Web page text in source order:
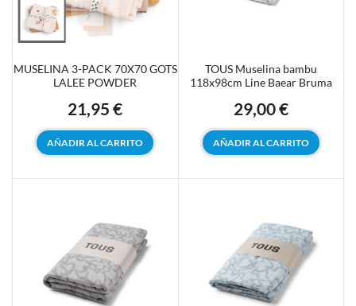
MUSELINA 3-PACK 70X70 GOTS
LALEE POWDER
Precio
21,95 €
AÑADIR AL CARRITO
TOUS Muselina bambu
118x98cm Line Baear Bruma
Precio
29,00 €
AÑADIR AL CARRITO